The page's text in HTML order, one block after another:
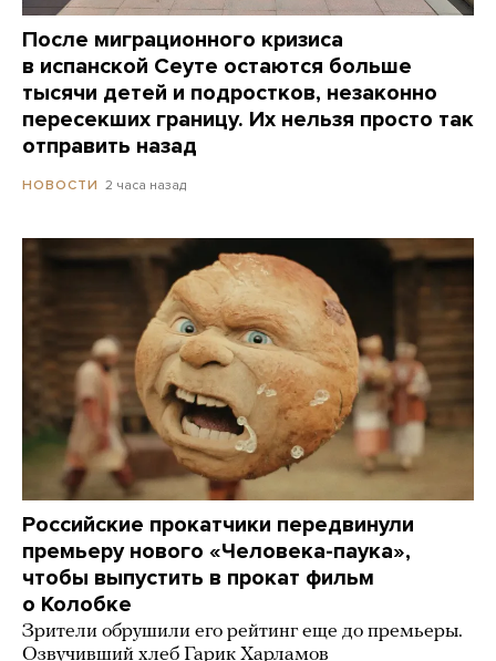
После миграционного кризиса
в испанской Сеуте остаются больше
тысячи детей и подростков, незаконно
пересекших границу. Их нельзя просто так
отправить назад
НОВОСТИ 2 часа назад
Российские прокатчики передвинули
премьеру нового «Человека-паука»,
чтобы выпустить в прокат фильм
о Колобке
Зрители обрушили его рейтинг еще до премьеры.
Озвучивший хлеб Гарик Харламов